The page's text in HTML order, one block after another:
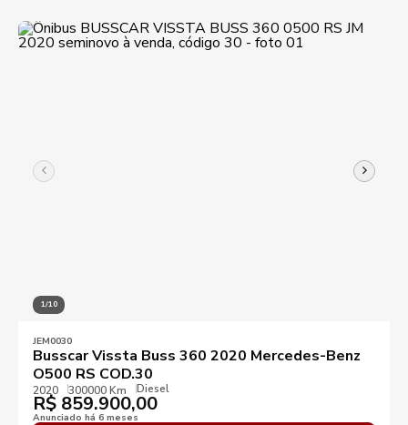
1/10
JEM0030
Busscar Vissta Buss 360 2020 Mercedes-Benz
O500 RS COD.30
2020 300000 Km Diesel
R$ 859.900,00
Anunciado há 6 meses